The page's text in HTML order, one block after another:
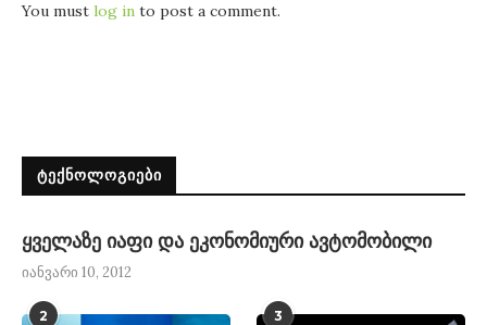
You must log in to post a comment.
ᲢᲔᲥᲜᲝᲚᲝᲒᲘᲔᲑᲘ
ყველაზე იაფი და ეკონომიური ავტომობილი
იანვარი 10, 2012
2 3